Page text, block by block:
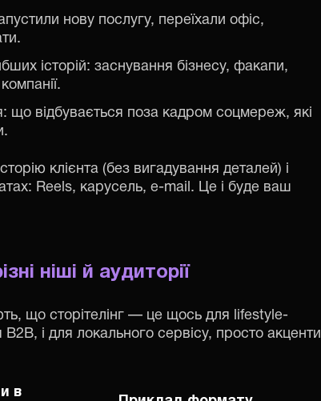
нову послугу, переїхали офіс,
історій: заснування бізнесу, факапи,
що відбувається поза кадром соцмереж, які
клієнта (без вигадування деталей) і
Reels, карусель, e-mail. Це і буде ваш
ніші й аудиторії
що сторітелінг — це щось для lifestyle-
і для локального сервісу, просто акценти
в